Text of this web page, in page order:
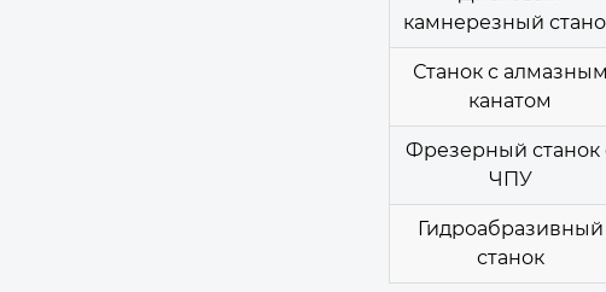
камнерезный
Станок с алмазным
канатом
Фрезерный станок
ЧПУ
Гидроабразивный
станок